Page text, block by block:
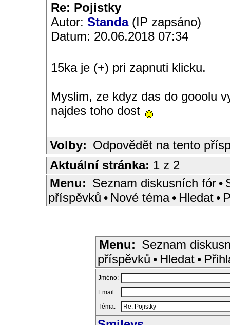
Re: Pojistky
Autor: Standa(IP zapsáno)
Datum: 20.06.2018 07:34
15ka je (+) pri zapnuti klicku.
Myslim, ze kdyz das do gooolu
najdes toho dost
Volby: Odpovědět na tento
Aktuální stránka: 1 z 2
Menu: Seznam diskusních fór •
příspěvků • Nové téma • Hledat •
Menu: Seznam
příspěvků • Hledat •
Jméno:
Email:
Téma: